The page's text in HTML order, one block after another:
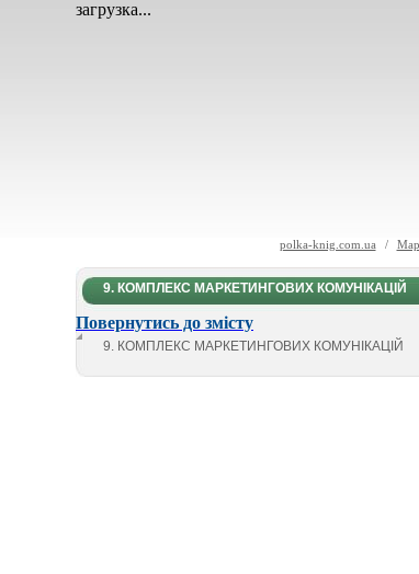
загрузка...
polka-knig.com.ua /
9. КОМПЛЕКС МАРКЕТИНГОВИХ КОМУНІКАЦІЙ
Повернутись до змісту
9. КОМПЛЕКС МАРКЕТИНГОВИХ КОМУНІКАЦІЙ